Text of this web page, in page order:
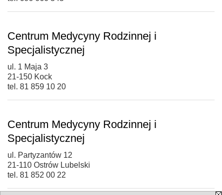
Centrum Medycyny Rodzinnej i
Specjalistycznej
ul. 1 Maja 3
21-150 Kock
tel. 81 859 10 20
Centrum Medycyny Rodzinnej i
Specjalistycznej
ul. Partyzantów 12
21-110 Ostrów Lubelski
tel. 81 852 00 22